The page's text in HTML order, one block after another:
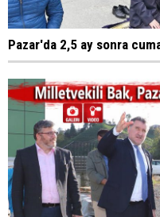
Pazar'da 2,5 ay sonra